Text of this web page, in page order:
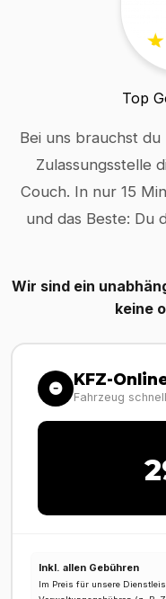
Top
Bei uns brauchst
Zulassungsstelle
Couch. In nur 15
und das Beste: Du
Wir sind ein
keine
KFZ-
Fahrzeug
Inkl. allen Gebühren
Im Preis für unsere